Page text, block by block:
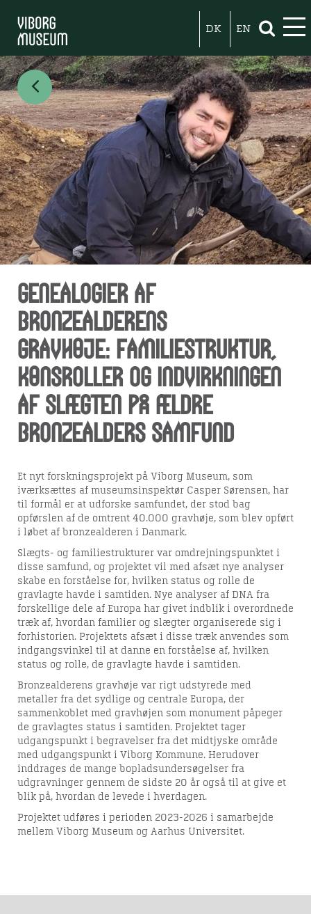
DK EN
Seneste nyheder fra
Viborg Museum
Genealogier af
bronzealderens
gravhøje:Familiestruktur,
kønsroller og indvirkningen
af slægten på ældre
bronzealders samfund
Et nyt forskningsprojekt på Viborg Museum, som
iværksættes af museumsinspektør Casper Sørensen, har
til formål er at udforske samfundet, der stod bag
opførslen af de omtrent 40.000 gravhøje, som blev opført
i løbet af bronzealderen i Danmark.
Slægts- og familiestrukturer var omdrejningspunktet i
disse samfund, og projektet vil med afsæt nye analyser
skabe en forståelse for, hvilken status og rolle de
gravlagte havde i samtiden. Nye analyser af DNA fra
forskellige dele af Europa har givet indblik i overordnede
træk af, hvordan familier og slægter organiserede sig i
forhistorien. Projektets afsæt i disse træk anvendes som
indgangsvinkel til at danne en forståelse af, hvilken
status og rolle, de gravlagte havde i samtiden.
Bronzealderens gravhøje var rigt udstyrede med
metaller fra det sydlige og centrale Europa, der
sammenkoblet med gravhøjen som monument påpeger
de gravlagtes status i samtiden. Projektet tager
udgangspunkt i begravelser fra det midtjyske område
med udgangspunkt i Viborg Kommune. Herudover
inddrages de mange bopladsundersøgelser fra
udgravninger gennem de sidste 20 år også til at give et
blik på, hvordan de levede i hverdagen.
Projektet udføres i perioden 2023-2026 i samarbejde
mellem Viborg Museum og Aarhus Universitet.